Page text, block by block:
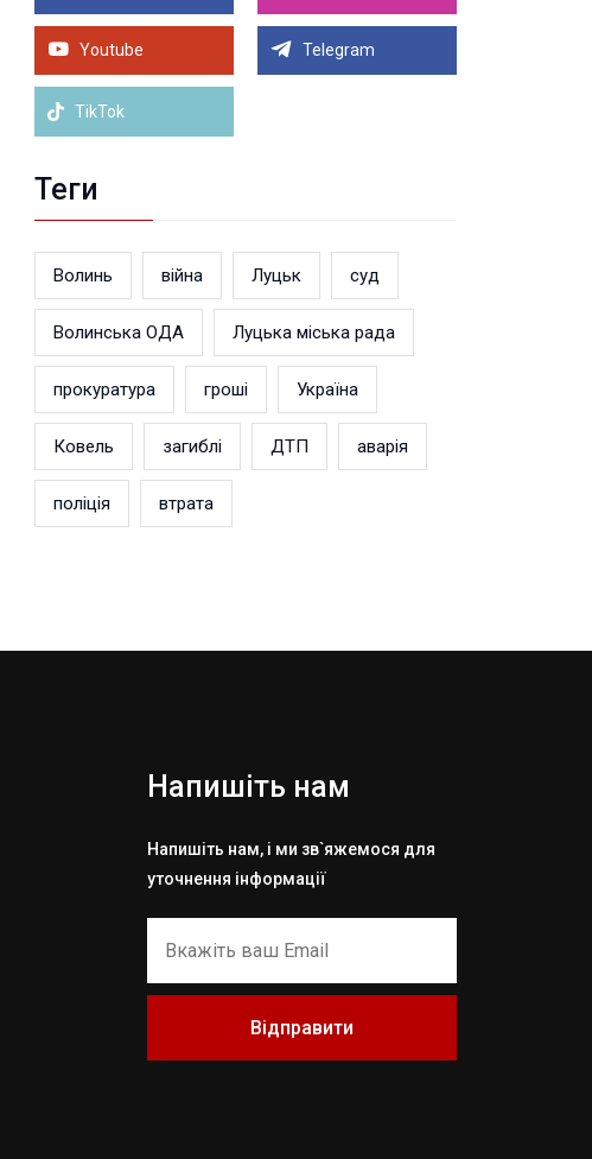
У Луцьку на 99,9% готовий новий Державний
ветеранський простір. ВІДЕО
Більше новин
Youtube Telegram
TikTok
Теги
Волинь війна Луцьк суд
Волинська ОДА Луцька міська рада
прокуратура гроші Україна
Ковель загиблі ДТП аварія
поліція втрата
Напишіть нам
Напишіть нам, і ми зв`яжемося для
уточнення інформації
Відправити